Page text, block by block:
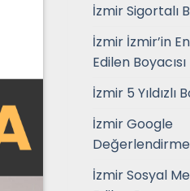
İzmir Sigortalı
İzmir İzmir’in
Edilen Boyacısı
İzmir 5 Yıldızlı
İzmir Google
İzmir Sosyal